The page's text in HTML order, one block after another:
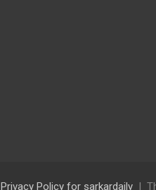
Privacy Policy for sarkardaily